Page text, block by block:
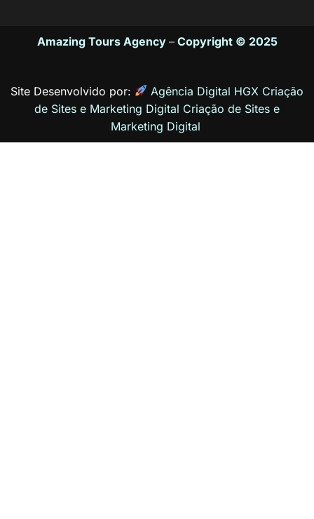
Amazing Tours Agency– Copyright © 2025
Site Desenvolvido por:
Agência Digital HGX Criação
de Sites e Marketing Digital Criação de Sites e
Marketing Digital